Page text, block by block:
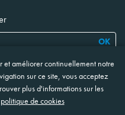
les informations ci-jointes
de mes données
* Ces champs sont obligatoires
OK
et améliorer continuellement notre
sur ce site, vous acceptez
plus d'informations sur les
politique de cookies